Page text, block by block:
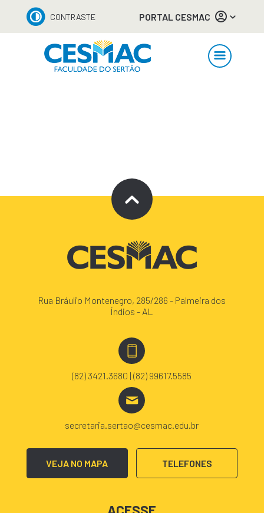
CONTRASTE PORTAL CESMAC
Rua Bráulio Montenegro, 285/286 - Palmeira dos
Índios - AL
(82) 3421.3680 | (82) 99617.5585
secretaria.sertao@cesmac.edu.br
VEJA NO MAPA TELEFONES